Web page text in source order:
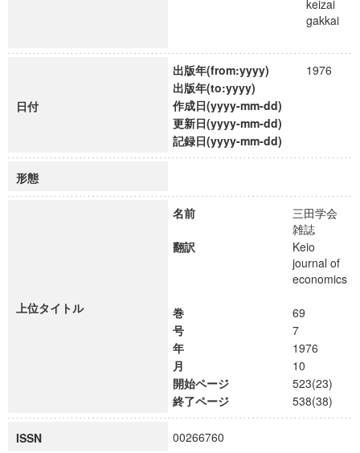
keizai
gakkai
日付
出版年(from:yyyy)
1976
出版年(to:yyyy)
作成日(yyyy-mm-dd)
更新日(yyyy-mm-dd)
記録日(yyyy-mm-dd)
形態
上位タイトル
名前
三田学会
雑誌
翻訳
Keio
journal of
economics
巻
69
号
7
年
1976
月
10
開始ページ
523(23)
終了ページ
538(38)
ISSN 00266760